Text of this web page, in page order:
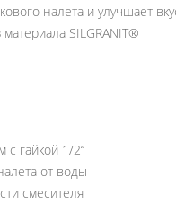
налета и улучшает
SILGRANIT®
гайкой 1/2“
от воды
смесителя